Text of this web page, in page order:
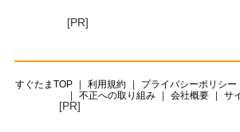
[PR]
すぐたまTOP 利用規約 プライバシーポリシー
不正への取り組み
会社概要 サ
[PR]